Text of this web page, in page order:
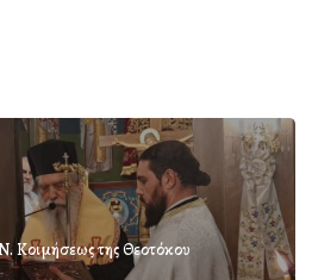
Κοιμήσεως της Θεοτόκου